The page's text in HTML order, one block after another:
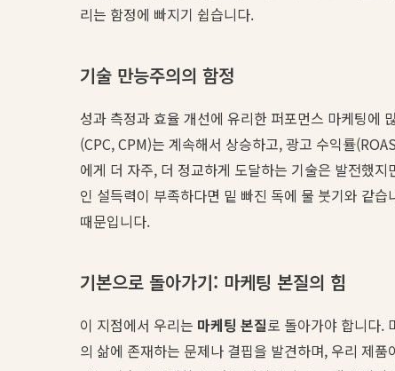
리는 함정에 빠지기 쉽습니다.
기술 만능주의의 함정
성과 측정과 효율 개선에 유리한 퍼포먼스 마케팅에
(CPC, CPM)는 계속해서 상승하고, 광고 수익률
에게 더 자주, 더 정교하게 도달하는 기술은 발전했
인 설득력이 부족하다면 밑 빠진 독에 물 붓기와 같
때문입니다.
기본으로 돌아가기: 마케팅 본질의 힘
이 지점에서 우리는 마케팅 본질로 돌아가야 합니다.
의 삶에 존재하는 문제나 결핍을 발견하며, 우리 제